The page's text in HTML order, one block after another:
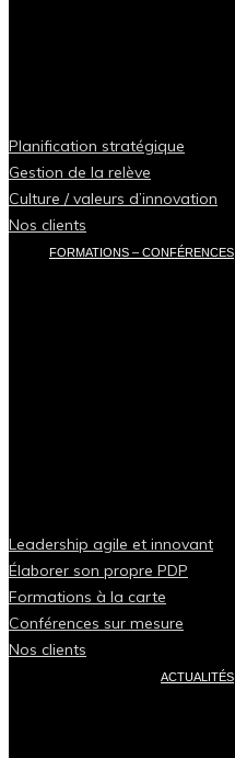
Planification stratégique
Gestion de la relève
Culture / valeurs d’innovation
Nos clients
FORMATIONS – CONFÉRENCES
Leadership agile et innovant
Élaborer son propre PDP
Formations à la carte
Conférences sur mesure
Nos clients
ACTUALITÉS